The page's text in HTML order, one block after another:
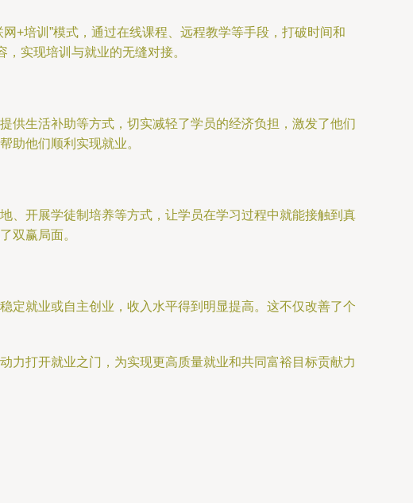
+培训”模式，通过在线课程、远程教学等手段，打破时间和
实现培训与就业的无缝对接。
供生活补助等方式，切实减轻了学员的经济负担，激发了他们
助他们顺利实现就业。
、开展学徒制培养等方式，让学员在学习过程中就能接触到真
双赢局面。
定就业或自主创业，收入水平得到明显提高。这不仅改善了个
力打开就业之门，为实现更高质量就业和共同富裕目标贡献力